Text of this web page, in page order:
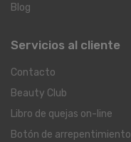
Blog
Servicios al cliente
Contacto
Beauty Club
Libro de quejas on-line
Botón de arrepentimiento